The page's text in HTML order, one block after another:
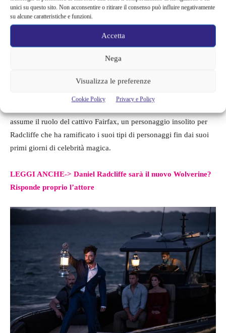
unici su questo sito. Non acconsentire o ritirare il consenso può influire negativamente
su alcune caratteristiche e funzioni.
Accetta
Nega
Visualizza le preferenze
Cookie Policy Privacy e Policy
astuzia i templi intrappolati e a risolvere il caso prima di Fairfax e
della sua squadra? O si troveranno a nuotare con le
Sandra Bullock e Channing Tatum
interpretano la scrittrice
assume il ruolo del cattivo Fairfax, un personaggio insolito per
Radcliffe che ha ramificato i suoi tipi di personaggi fin dai suoi
primi giorni di celebrità magica.
LEGGI ANCHE-> Daniel Radcliffe sarà il nuovo Wolverine?
Risponde proprio l’attore